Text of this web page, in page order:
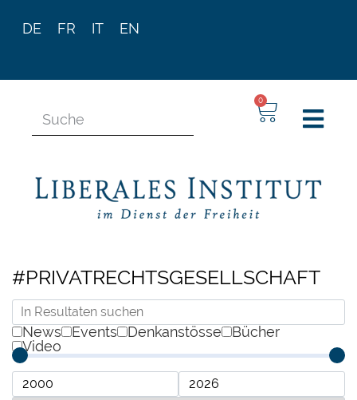
DE FR IT EN
0
#PRIVATRECHTSGESELLSCHAFT
News Events Denkanstösse
Bücher
Video